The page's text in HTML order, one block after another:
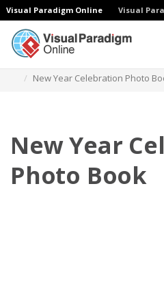
Visual Paradigm Online Visual
New Year Celebration Photo
New Year
Photo Book